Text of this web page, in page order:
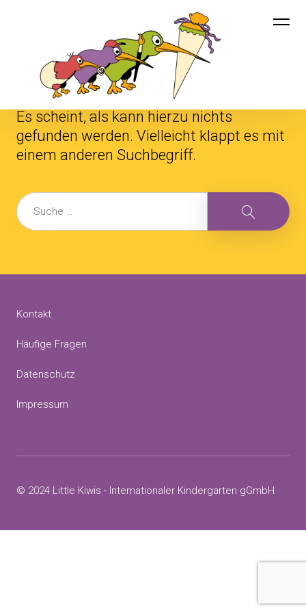
Nichts gefunden
Es scheint, als kann hierzu nichts
gefunden werden. Vielleicht klappt es mit
einem anderen Suchbegriff.
Suche
Suche
Kontakt
Häufige Fragen
Datenschutz
Impressum
© 2024 Little Kiwis - Internationaler Kindergarten gGmbH